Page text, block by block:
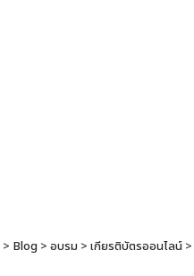
> Blog > อบรม > เกียรติบัตรออนไลน์ >